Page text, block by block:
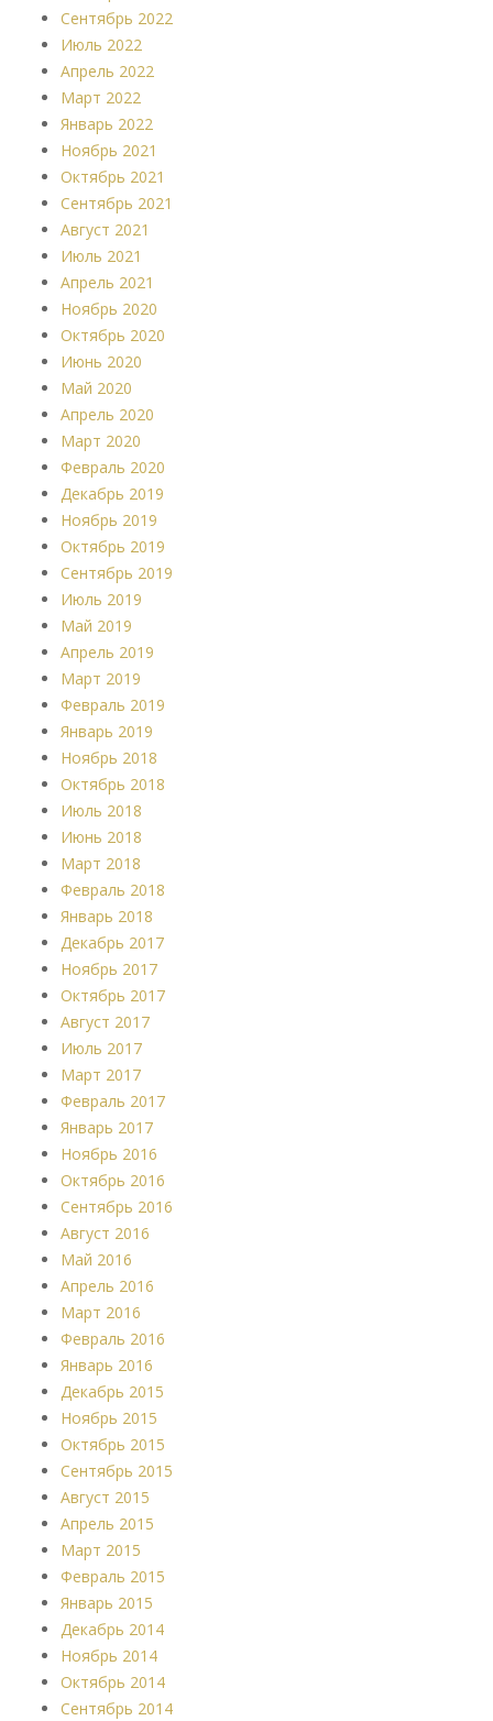
Сентябрь 2022
Июль 2022
Апрель 2022
Март 2022
Январь 2022
Ноябрь 2021
Октябрь 2021
Сентябрь 2021
Август 2021
Июль 2021
Апрель 2021
Ноябрь 2020
Октябрь 2020
Июнь 2020
Май 2020
Апрель 2020
Март 2020
Февраль 2020
Декабрь 2019
Ноябрь 2019
Октябрь 2019
Сентябрь 2019
Июль 2019
Май 2019
Апрель 2019
Март 2019
Февраль 2019
Январь 2019
Ноябрь 2018
Октябрь 2018
Июль 2018
Июнь 2018
Март 2018
Февраль 2018
Январь 2018
Декабрь 2017
Ноябрь 2017
Октябрь 2017
Август 2017
Июль 2017
Март 2017
Февраль 2017
Январь 2017
Ноябрь 2016
Октябрь 2016
Сентябрь 2016
Август 2016
Май 2016
Апрель 2016
Март 2016
Февраль 2016
Январь 2016
Декабрь 2015
Ноябрь 2015
Октябрь 2015
Сентябрь 2015
Август 2015
Апрель 2015
Март 2015
Февраль 2015
Январь 2015
Декабрь 2014
Ноябрь 2014
Октябрь 2014
Сентябрь 2014